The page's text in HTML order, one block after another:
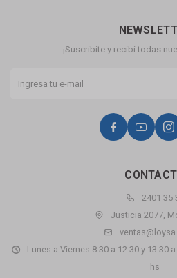
2401 35
Justicia 2077,
Lunes a Viernes 8:30 a 12:30 y 13:30
hs
¡Suscribite y recibí todas
  